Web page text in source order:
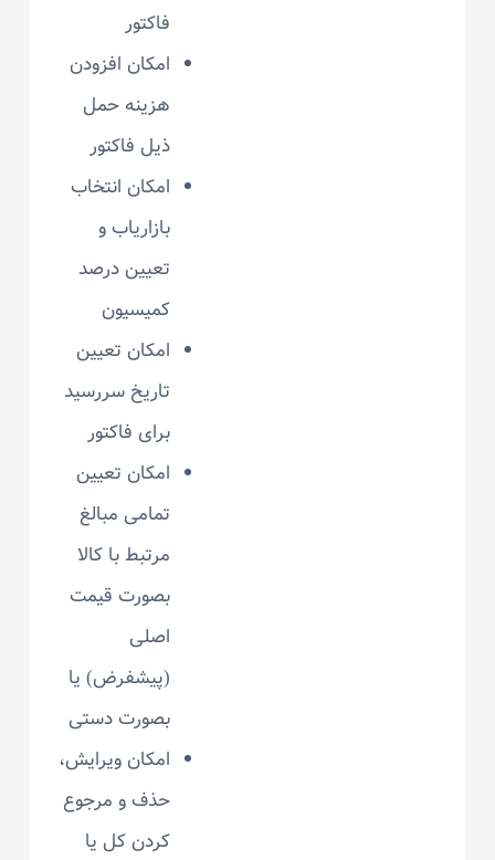
فاکتور
امکان افزودن
هزینه حمل
ذیل فاکتور
امکان انتخاب
بازاریاب و
تعیین درصد
کمیسیون
امکان تعیین
تاریخ سررسید
برای فاکتور
امکان تعیین
تمامی مبالغ
مرتبط با کالا
بصورت قیمت
اصلی
(پیشفرض) یا
بصورت دستی
امکان ویرایش،
حذف و مرجوع
کردن کل یا